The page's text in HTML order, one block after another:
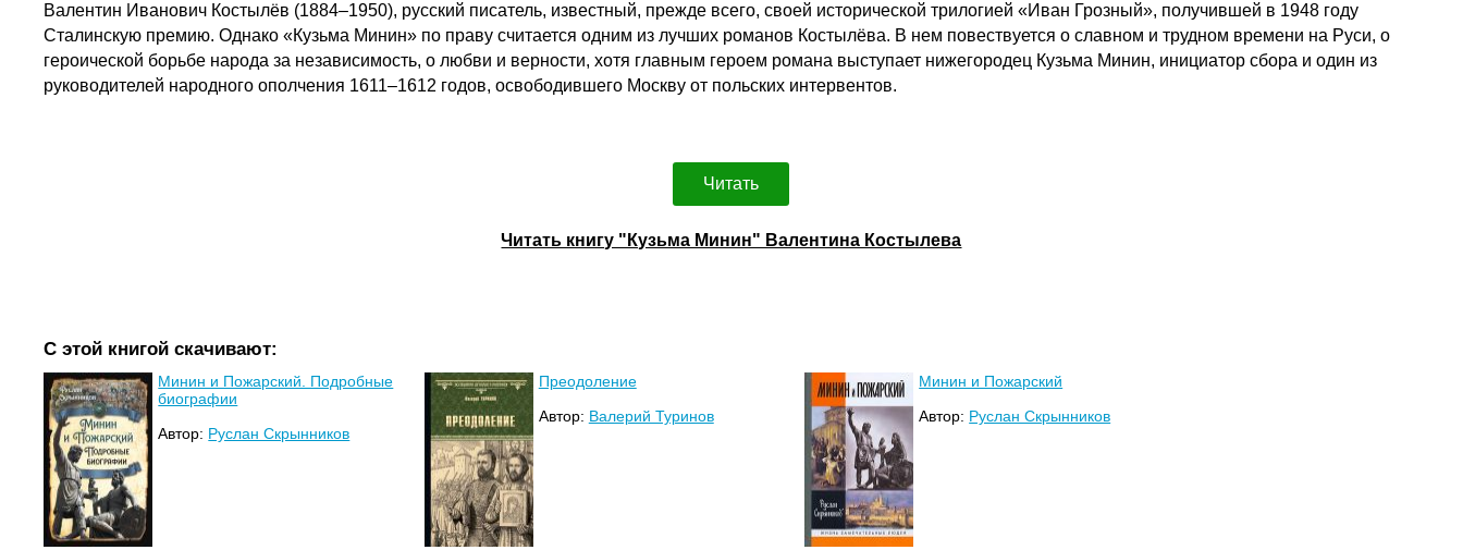
Валентин Иванович Костылёв (1884–1950), русский писатель, известный, прежде всего, своей исторической трилогией «Иван Грозный», получившей в 1948 году
Сталинскую премию. Однако «Кузьма Минин» по праву считается одним из лучших романов Костылёва. В нем повествуется о славном и трудном времени на Руси, о
героической борьбе народа за независимость, о любви и верности, хотя главным героем романа выступает нижегородец Кузьма Минин, инициатор сбора и один из
руководителей народного ополчения 1611–1612 годов, освободившего Москву от польских интервентов.
Читать
Читать книгу "Кузьма Минин" Валентина Костылева
С этой книгой скачивают:
Минин и Пожарский. Подробные
биографии
Автор: Руслан Скрынников
Преодоление
Автор: Валерий Туринов
Минин и Пожарский
Автор: Руслан Скрынников